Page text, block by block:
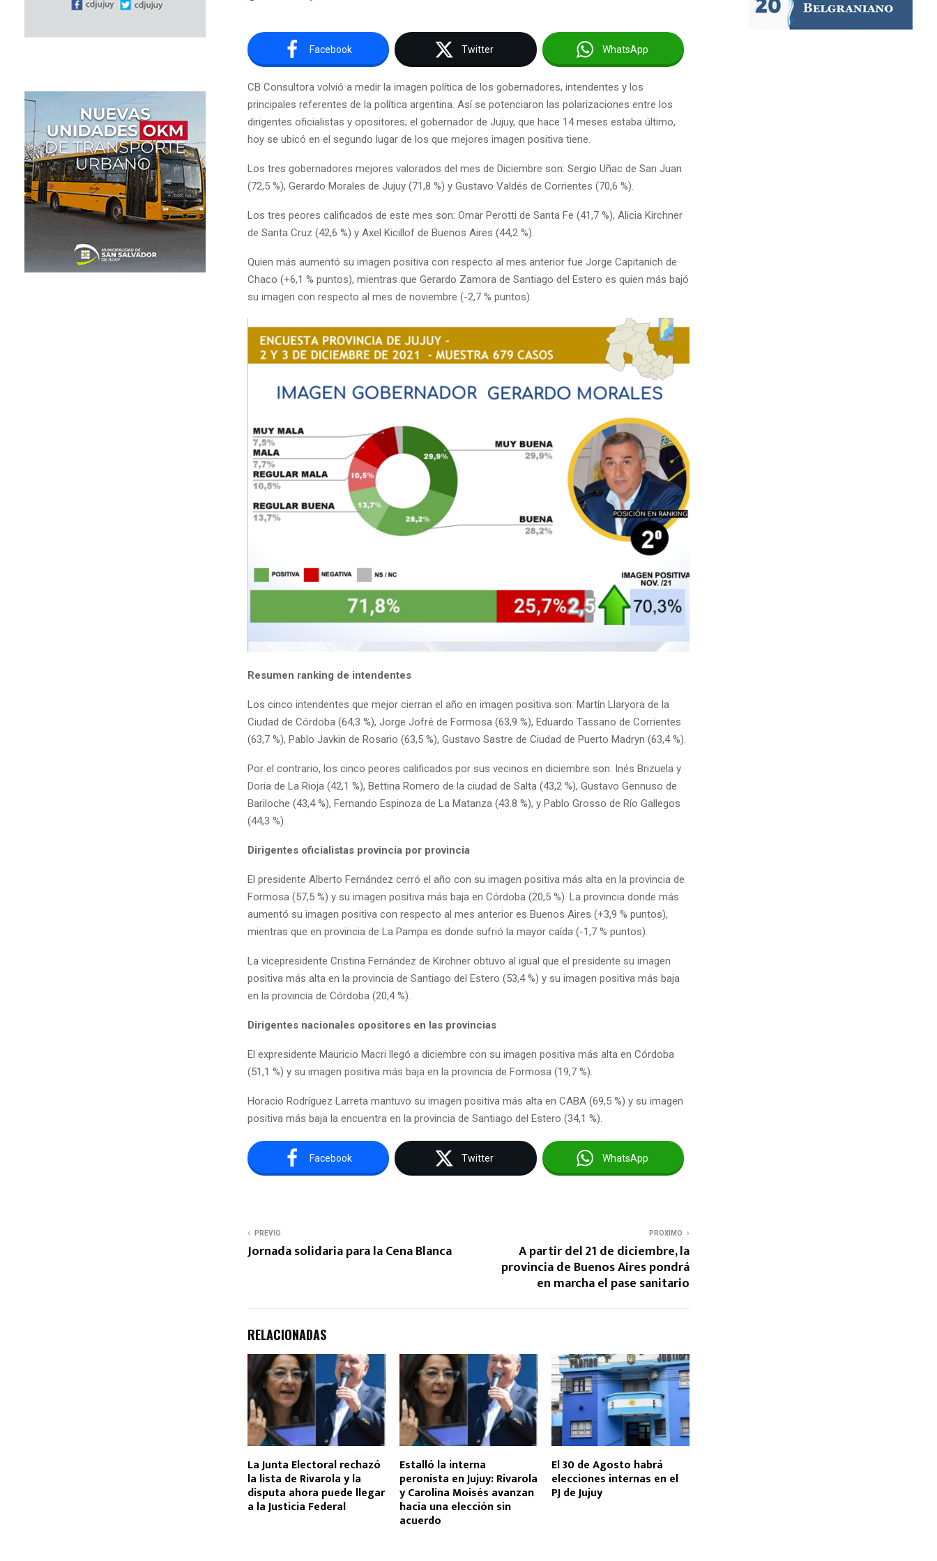
Facebook Twitter WhatsApp
CB Consultora volvió a medir la imagen política de los gobernadores, intendentes y los
principales referentes de la política argentina. Así se potenciaron las polarizaciones entre los
dirigentes oficialistas y opositores; el gobernador de Jujuy, que hace 14 meses estaba último,
hoy se ubicó en el segundo lugar de los que mejores imagen positiva tiene.
Los tres gobernadores mejores valorados del mes de Diciembre son: Sergio Uñac de San Juan
(72,5 %), Gerardo Morales de Jujuy (71,8 %) y Gustavo Valdés de Corrientes (70,6 %).
Los tres peores calificados de este mes son: Omar Perotti de Santa Fe (41,7 %), Alicia Kirchner
de Santa Cruz (42,6 %) y Axel Kicillof de Buenos Aires (44,2 %).
Quien más aumentó su imagen positiva con respecto al mes anterior fue Jorge Capitanich de
Chaco (+6,1 % puntos), mientras que Gerardo Zamora de Santiago del Estero es quien más bajó
su imagen con respecto al mes de noviembre (-2,7 % puntos).
Resumen ranking de intendentes
Los cinco intendentes que mejor cierran el año en imagen positiva son: Martín Llaryora de la
Ciudad de Córdoba (64,3 %), Jorge Jofré de Formosa (63,9 %), Eduardo Tassano de Corrientes
(63,7 %), Pablo Javkin de Rosario (63,5 %), Gustavo Sastre de Ciudad de Puerto Madryn (63,4 %).
Por el contrario, los cinco peores calificados por sus vecinos en diciembre son: Inés Brizuela y
Doria de La Rioja (42,1 %), Bettina Romero de la ciudad de Salta (43,2 %), Gustavo Gennuso de
Bariloche (43,4 %), Fernando Espinoza de La Matanza (43.8 %), y Pablo Grosso de Río Gallegos
(44,3 %).
Dirigentes oficialistas provincia por provincia
El presidente Alberto Fernández cerró el año con su imagen positiva más alta en la provincia de
Formosa (57,5 %) y su imagen positiva más baja en Córdoba (20,5 %). La provincia donde más
aumentó su imagen positiva con respecto al mes anterior es Buenos Aires (+3,9 % puntos),
mientras que en provincia de La Pampa es donde sufrió la mayor caída (-1,7 % puntos).
La vicepresidente Cristina Fernández de Kirchner obtuvo al igual que el presidente su imagen
positiva más alta en la provincia de Santiago del Estero (53,4 %) y su imagen positiva más baja
en la provincia de Córdoba (20,4 %).
Dirigentes nacionales opositores en las provincias
El expresidente Mauricio Macri llegó a diciembre con su imagen positiva más alta en Córdoba
(51,1 %) y su imagen positiva más baja en la provincia de Formosa (19,7 %).
Horacio Rodríguez Larreta mantuvo su imagen positiva más alta en CABA (69,5 %) y su imagen
positiva más baja la encuentra en la provincia de Santiago del Estero (34,1 %).
Facebook Twitter WhatsApp
PREVIO
Jornada solidaria para la Cena Blanca
PROXIMO
A partir del 21 de diciembre, la
provincia de Buenos Aires pondrá
en marcha el pase sanitario
RELACIONADAS
La Junta Electoral rechazó
la lista de Rivarola y la
disputa ahora puede llegar
a la Justicia Federal
Estalló la interna
peronista en Jujuy: Rivarola
y Carolina Moisés avanzan
hacia una elección sin
acuerdo
El 30 de Agosto habrá
elecciones internas en el
PJ de Jujuy